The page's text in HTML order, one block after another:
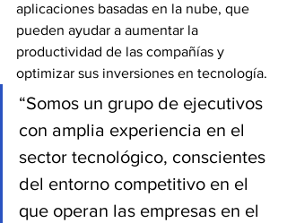
aplicaciones basadas en la nube, que
pueden ayudar a aumentar la
productividad de las compañías y
optimizar sus inversiones en tecnología.
“Somos un grupo de ejecutivos
con amplia experiencia en el
sector tecnológico, conscientes
del entorno competitivo en el
que operan las empresas en el